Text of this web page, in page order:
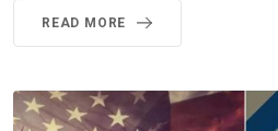
READ MORE